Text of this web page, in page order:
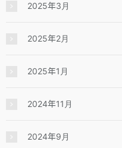
2025年3月
2025年2月
2025年1月
2024年11月
2024年9月